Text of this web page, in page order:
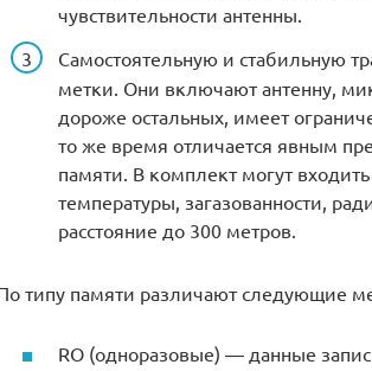
чувствительности антенны.
Самостоятельную и стабильную
метки. Они включают антенну,
дороже остальных, имеет
то же время отличается явным
памяти. В комплект могут
температуры, загазованности,
расстояние до 300 метров.
типу памяти различают следующие
RO (одноразовые) ― данные